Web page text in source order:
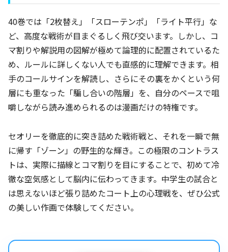
40巻では「2枚替え」「スローテンポ」「ライト平行」な
ど、高度な戦術が目まぐるしく飛び交います。しかし、コ
マ割りや解説用の図解が極めて論理的に配置されているた
め、ルールに詳しくない人でも直感的に理解できます。相
手のコールサインを解読し、さらにその裏をかくという何
層にも重なった「騙し合いの階層」を、自分のペースで咀
嚼しながら読み進められるのは漫画だけの特権です。
セオリーを徹底的に突き詰めた戦術戦と、それを一瞬で無
に帰す「ゾーン」の野生的な輝き。この極限のコントラス
トは、実際に描線とコマ割りを目にすることで、初めて冷
徹な空気感として脳内に伝わってきます。中学生の試合と
は思えないほど張り詰めたコート上の心理戦を、ぜひ公式
の美しい作画で体験してください。